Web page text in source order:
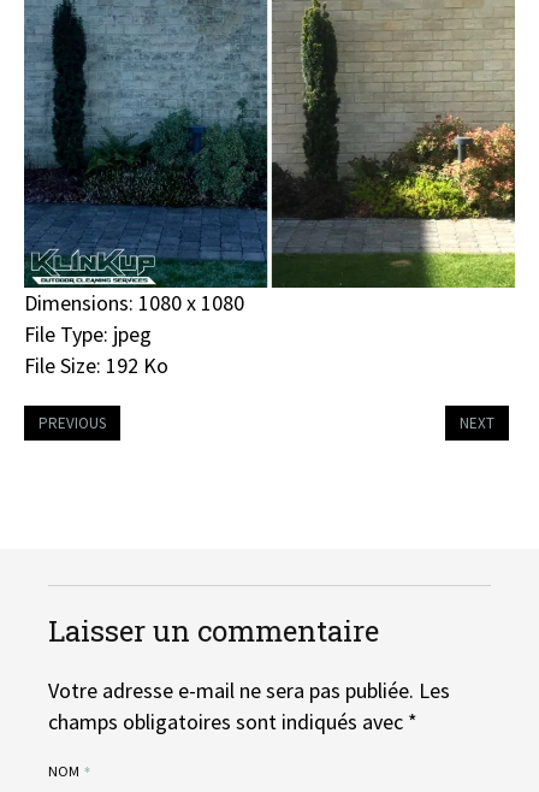
Dimensions: 1080 x 1080
File Type: jpeg
File Size: 192 Ko
PREVIOUS NEXT
Laisser un commentaire
Votre adresse e-mail ne sera pas publiée. Les
champs obligatoires sont indiqués avec *
NOM